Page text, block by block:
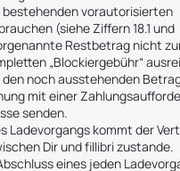
vorautorisierten
(siehe Ziffern 18.1 und
Restbetrag nicht
„Blockiergebühr“
noch ausstehenden
mit einer
senden.
Ladevorgangs kommt der
Dir und fillibri zustande.
eines jeden